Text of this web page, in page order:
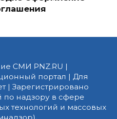
СМИ PNZ.RU |
портал | Для
| Зарегистрировано
надзору в сфере
технологий и массовых